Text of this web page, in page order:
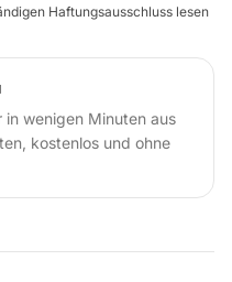
Haftungsausschluss lesen
wenigen Minuten aus
kostenlos und ohne